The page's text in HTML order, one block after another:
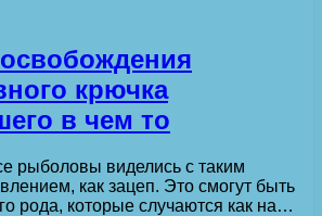
крючка
в чем то
рыболовы виделись с таким
как зацеп. Это смогут быть
рода, которые случаются как на…